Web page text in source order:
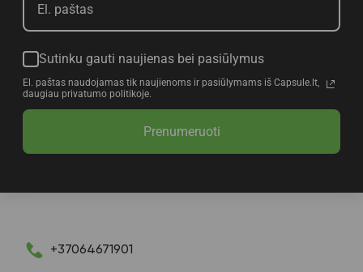
Sutinku gauti naujienas bei pasiūlymus
El. paštas naudojamas tik naujienoms ir pasiūlymams iš Capsule.lt,
daugiau privatumo politikoje.
Prenumeruoti
+37064671901